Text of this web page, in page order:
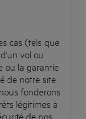
cas (tels que
vol ou
ou la garantie
de notre site
fonderons
légitimes à
de nos